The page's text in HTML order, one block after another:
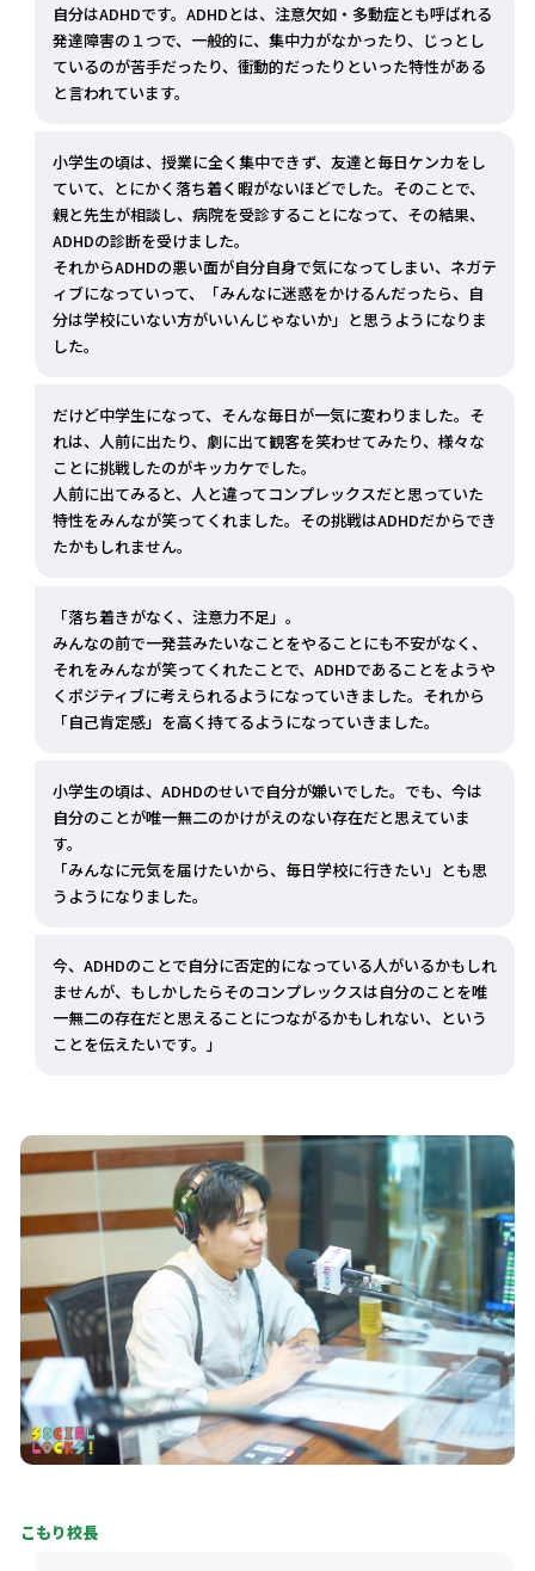
自分はADHDです。ADHDとは、注意欠如・多動症とも呼ばれる
発達障害の１つで、一般的に、集中力がなかったり、じっとし
ているのが苦手だったり、衝動的だったりといった特性がある
と言われています。
小学生の頃は、授業に全く集中できず、友達と毎日ケンカをし
ていて、とにかく落ち着く暇がないほどでした。そのことで、
親と先生が相談し、病院を受診することになって、その結果、
ADHDの診断を受けました。
それからADHDの悪い面が自分自身で気になってしまい、ネガテ
ィブになっていって、「みんなに迷惑をかけるんだったら、自
分は学校にいない方がいいんじゃないか」と思うようになりま
した。
だけど中学生になって、そんな毎日が一気に変わりました。そ
れは、人前に出たり、劇に出て観客を笑わせてみたり、様々な
ことに挑戦したのがキッカケでした。
人前に出てみると、人と違ってコンプレックスだと思っていた
特性をみんなが笑ってくれました。その挑戦はADHDだからでき
たかもしれません。
「落ち着きがなく、注意力不足」。
みんなの前で一発芸みたいなことをやることにも不安がなく、
それをみんなが笑ってくれたことで、ADHDであることをようや
くポジティブに考えられるようになっていきました。それから
「自己肯定感」を高く持てるようになっていきました。
小学生の頃は、ADHDのせいで自分が嫌いでした。でも、今は
自分のことが唯一無二のかけがえのない存在だと思えていま
す。
「みんなに元気を届けたいから、毎日学校に行きたい」とも思
うようになりました。
今、ADHDのことで自分に否定的になっている人がいるかもしれ
ませんが、もしかしたらそのコンプレックスは自分のことを唯
一無二の存在だと思えることにつながるかもしれない、という
ことを伝えたいです。」
こもり校長